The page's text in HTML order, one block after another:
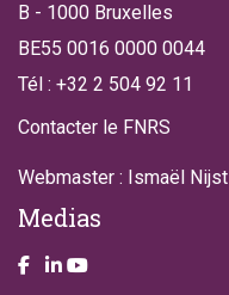
B - 1000 Bruxelles
BE55 0016 0000 0044
Tél : +32 2 504 92 11
Contacter le FNRS
Webmaster : Ismaël Nijst
Medias
Take a look on our
Take a look on our